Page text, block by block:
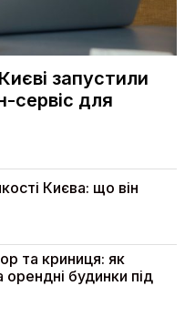
запустили
сервіс для
Києва: що він
та криниця: як
орендні будинки під